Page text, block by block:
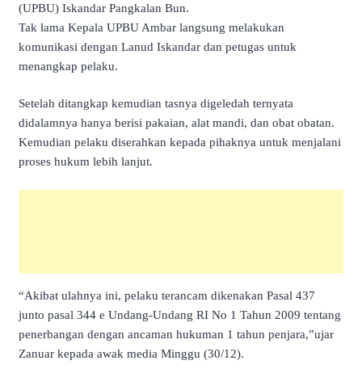
(UPBU) Iskandar Pangkalan Bun.
Tak lama Kepala UPBU Ambar langsung melakukan
komunikasi dengan Lanud Iskandar dan petugas untuk
menangkap pelaku.
Setelah ditangkap kemudian tasnya digeledah ternyata
didalamnya hanya berisi pakaian, alat mandi, dan obat obatan.
Kemudian pelaku diserahkan kepada pihaknya untuk menjalani
proses hukum lebih lanjut.
“Akibat ulahnya ini, pelaku terancam dikenakan Pasal 437
junto pasal 344 e Undang-Undang RI No 1 Tahun 2009 tentang
penerbangan dengan ancaman hukuman 1 tahun penjara,”ujar
Zanuar kepada awak media Minggu (30/12).